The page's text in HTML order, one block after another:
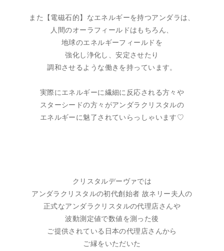
また【電磁石的】なエネルギーを持つアンダラは、
人間のオーラフィールドはもちろん、
地球のエネルギーフィールドを
強化し浄化し、安定させたり
調和させるような働きを持っています。
実際にエネルギーに繊細に反応される方々や
スターシードの方々がアンダラクリスタルの
エネルギーに魅了されていらっしゃいます♡
クリスタルデーヴァでは
アンダラクリスタルの初代創始者 故ネリー夫人の
正式なアンダラクリスタルの代理店さんや
波動測定値で数値を測った後
ご提供されている日本の代理店さんから
ご縁をいただいた